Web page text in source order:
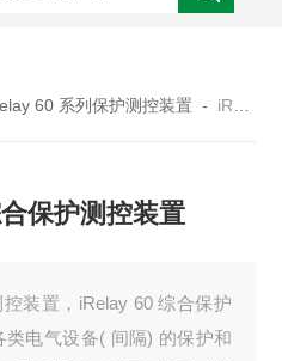
60 系列保护测控装置 - iRelay 60深圳中电技术iRelay系列综合保护测控装置
保护测控装置
装置，iRelay 60 综合保护
电气设备( 间隔) 的保护和